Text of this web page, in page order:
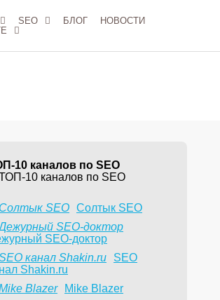
SEO БЛОГ
НОВОСТИ
10 каналов по SEO
Солтык SEO
SEO-доктор
SEO
Shakin.ru
Mike Blazer